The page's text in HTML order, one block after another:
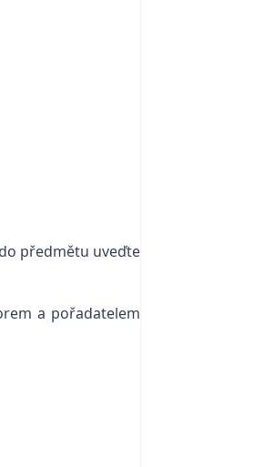
předmětu uveďte
a pořadatelem